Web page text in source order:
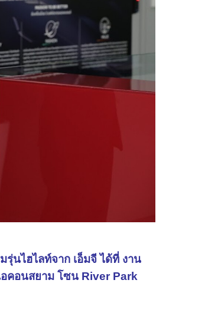
นไฮไลท์จาก เอ็มจี ได้ที่ งาน
คอนสยาม โซน River Park